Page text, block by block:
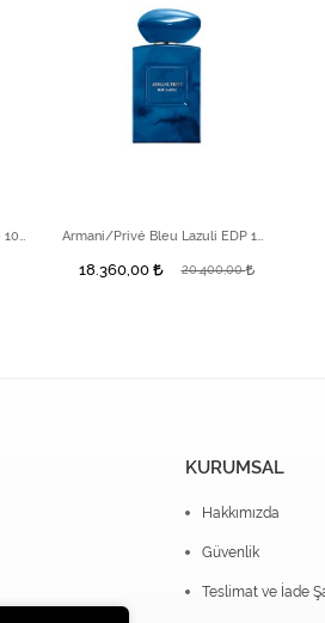
18.360,00 20.400,00
KURUMSAL
Hakkımızda
Güvenlik
Teslimat ve İade